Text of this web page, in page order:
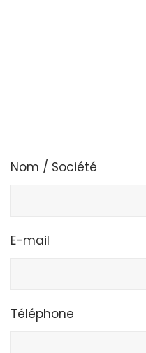
Nom / Société
E-mail
Téléphone